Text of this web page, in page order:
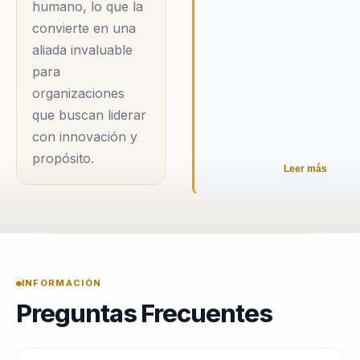
de crecimiento,
fomentando la
pensamiento disruptivo.
En sus conferencias,
Carolina aborda temas
críticos como la
destacando cómo una
el pilar que sostiene la
humano, lo que la
convierte en una
aliada invaluable
para
organizaciones
que buscan liderar
con innovación y
propósito.
Leer más
INFORMACIÓN
Preguntas Frecuentes